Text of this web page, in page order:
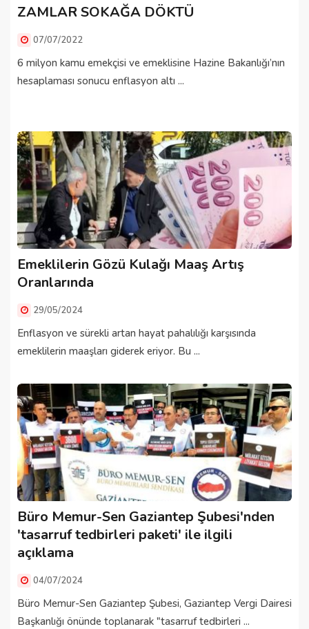
ZAMLAR SOKAĞA DÖKTÜ
07/07/2022
6 milyon kamu emekçisi ve emeklisine Hazine Bakanlığı’nın
hesaplaması sonucu enflasyon altı ...
Emeklilerin Gözü Kulağı Maaş Artış
Oranlarında
29/05/2024
Enflasyon ve sürekli artan hayat pahalılığı karşısında
emeklilerin maaşları giderek eriyor. Bu ...
Büro Memur-Sen Gaziantep Şubesi'nden
'tasarruf tedbirleri paketi' ile ilgili
açıklama
04/07/2024
Büro Memur-Sen Gaziantep Şubesi, Gaziantep Vergi Dairesi
Başkanlığı önünde toplanarak "tasarruf tedbirleri ...